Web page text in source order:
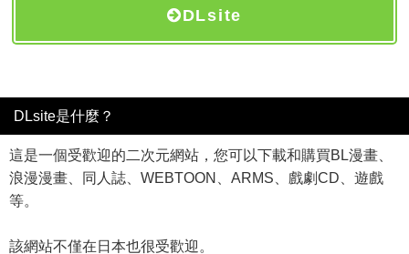
DLsite
DLsite是什麼？
這是一個受歡迎的二次元網站，您可以下載和購買BL漫畫、
浪漫漫畫、同人誌、WEBTOON、ARMS、戲劇CD、遊戲
等。
該網站不僅在日本也很受歡迎。